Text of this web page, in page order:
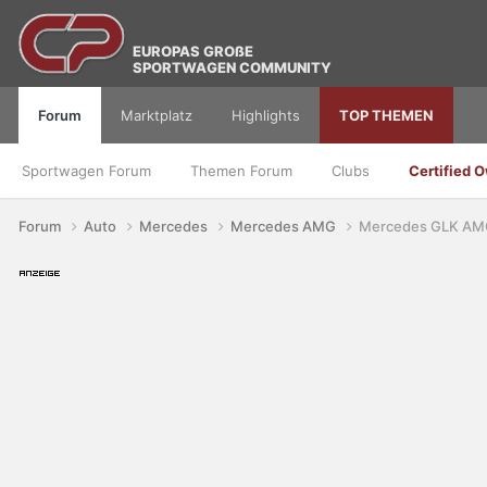
EUROPAS GROßE
SPORTWAGEN COMMUNITY
Forum
Sportwagen Forum Themen Forum Clubs Certified
Marktplatz Highlights TOP THEMEN
Forum Auto Mercedes Mercedes AMG Mercedes GLK